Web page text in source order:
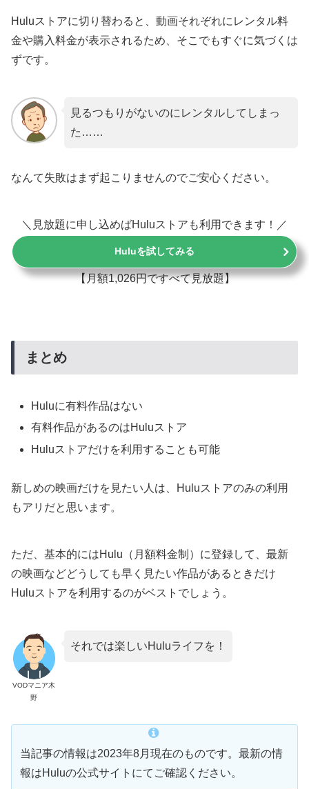
Huluストアに切り替わると、動画それぞれにレンタル料
金や購入料金が表示されるため、そこでもすぐに気づくは
ずです。
見るつもりがないのにレンタルしてしまっ
た……
なんて失敗はまず起こりませんのでご安心ください。
＼見放題に申し込めばHuluストアも利用できます！／
Huluを試してみる
【月額1,026円ですべて見放題】
まとめ
Huluに有料作品はない
有料作品があるのはHuluストア
Huluストアだけを利用することも可能
新しめの映画だけを見たい人は、Huluストアのみの利用
もアリだと思います。
ただ、基本的にはHulu（月額料金制）に登録して、最新
の映画などどうしても早く見たい作品があるときだけ
Huluストアを利用するのがベストでしょう。
VODマニア木
野
それでは楽しいHuluライフを！
当記事の情報は2023年8月現在のものです。最新の情
報はHuluの公式サイトにてご確認ください。